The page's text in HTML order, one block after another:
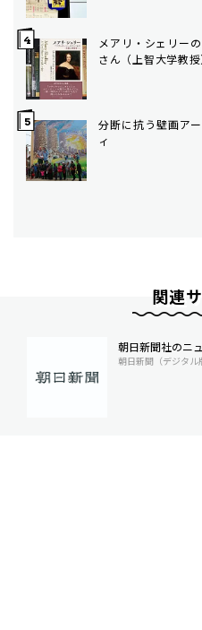
メアリ・シェリー
さん（上智大学教授
分断に抗う壁画――
ィ
関連
朝日新聞社のニ
朝日新聞（デジタル